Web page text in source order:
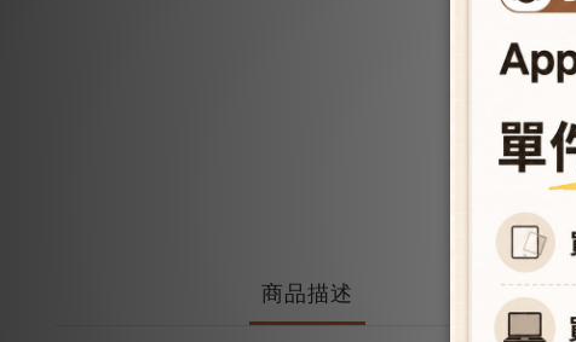
商品描述